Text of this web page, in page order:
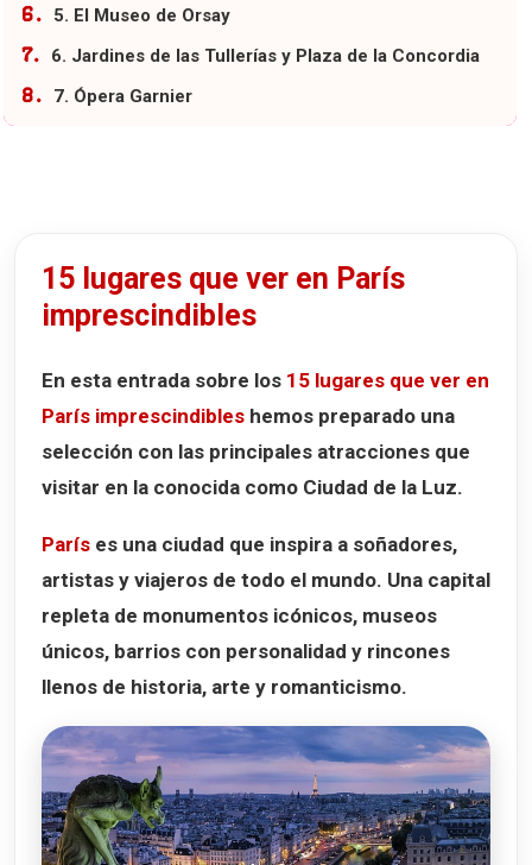
5. El Museo de Orsay
6. Jardines de las Tullerías y Plaza de la Concordia
7. Ópera Garnier
12. Le Marais y la Plaza de los Vosgos
13. El Barrio Latino y el Panteón
14. Saint-Germain-des-Prés
15. Sainte-Chapelle y la Conciergerie
Infografía - 15 lugares que ver en París
Mapa de los 15 lugares que ver en París
Video de los 15 lugares que ver en París
Panorama de los principales lugares que ver en París
15 lugares que ver en París
imprescindibles
En esta entrada sobre los 15 lugares que ver en
París imprescindibles hemos preparado una
selección con las principales atracciones que
visitar en la conocida como Ciudad de la Luz.
París es una ciudad que inspira a soñadores,
artistas y viajeros de todo el mundo. Una capital
repleta de monumentos icónicos, museos
únicos, barrios con personalidad y rincones
llenos de historia, arte y romanticismo.